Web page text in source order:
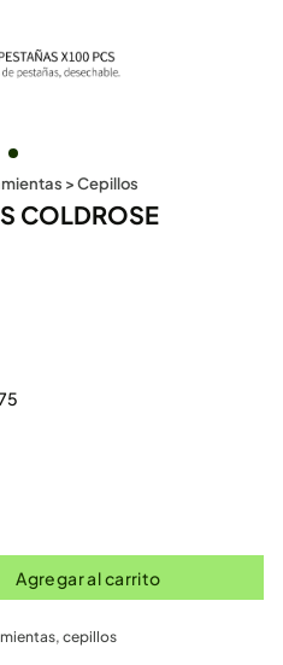
>Cepillos
COLDROSE
Agregar al carrito
, cepillos